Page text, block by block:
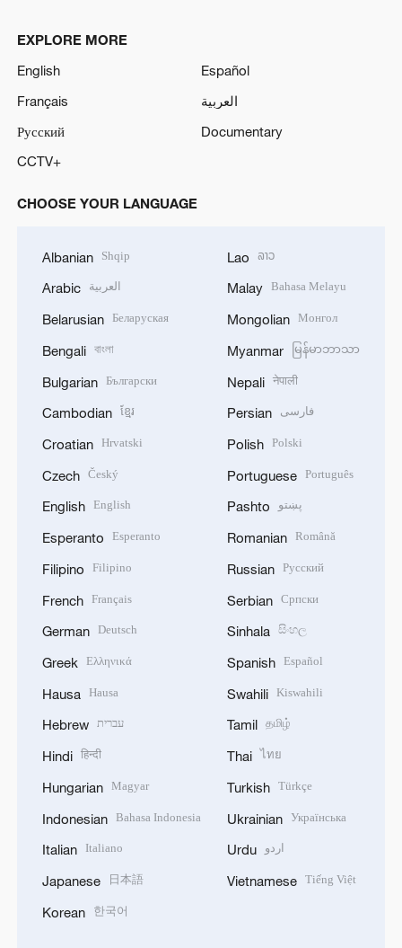
EXPLORE MORE
English
Español
Français
العربية
Русский
Documentary
CCTV+
CHOOSE YOUR LANGUAGE
Albanian Shqip
Arabic العربية
Belarusian Беларуская
Bengali বাংলা
Bulgarian Български
Cambodian ខ្មែរ
Croatian Hrvatski
Czech Český
English English
Esperanto Esperanto
Filipino Filipino
French Français
German Deutsch
Greek Ελληνικά
Hausa Hausa
Hebrew עברית
Hindi हिन्दी
Hungarian Magyar
Indonesian Bahasa Indonesia
Italian Italiano
Japanese 日本語
Korean 한국어
Lao ລາວ
Malay Bahasa Melayu
Mongolian Монгол
Myanmar မြန်မာဘာသာ
Nepali नेपाली
Persian فارسی
Polish Polski
Portuguese Português
Pashto پښتو
Romanian Română
Russian Русский
Serbian Српски
Sinhala සිංහල
Spanish Español
Swahili Kiswahili
Tamil தமிழ்
Thai ไทย
Turkish Türkçe
Ukrainian Українська
Urdu اردو
Vietnamese Tiếng Việt